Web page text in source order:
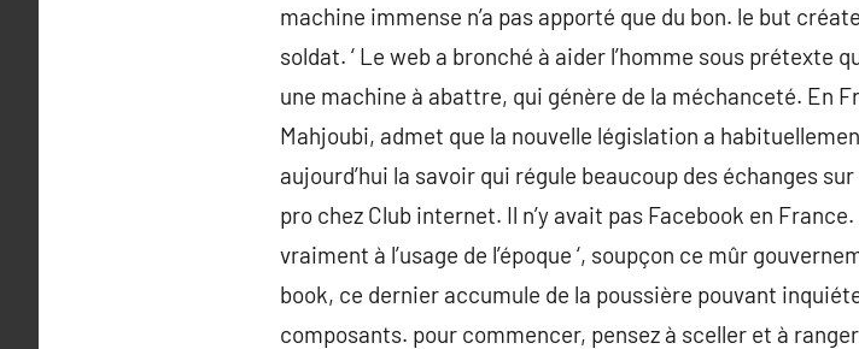
machine immense n’a pas apporté que du bon. le but
soldat. ‘ Le web a bronché à aider l’homme sous prétexte
une machine à abattre, qui génère de la méchanceté. En
Mahjoubi, admet que la nouvelle législation a
aujourd’hui la savoir qui régule beaucoup des échanges
pro chez Club internet. Il n’y avait pas Facebook en
vraiment à l’usage de l’époque ‘, soupçon ce mûr
book, ce dernier accumule de la poussière pouvant
composants. pour commencer, pensez à sceller et à